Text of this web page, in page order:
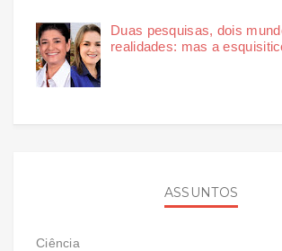
Duas pesquisas, dois
realidades: mas a
ASSUNTOS
Ciência